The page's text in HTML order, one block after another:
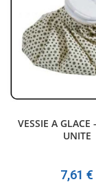
VESSIE A
UNITE
7,61 €